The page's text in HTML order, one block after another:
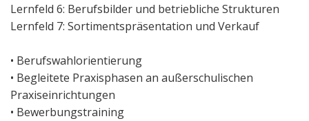
Lernfeld 6: Berufsbilder und betriebliche Strukturen
Lernfeld 7: Sortimentspräsentation und Verkauf
• Berufswahlorientierung
• Begleitete Praxisphasen an außerschulischen
Praxiseinrichtungen
• Bewerbungstraining